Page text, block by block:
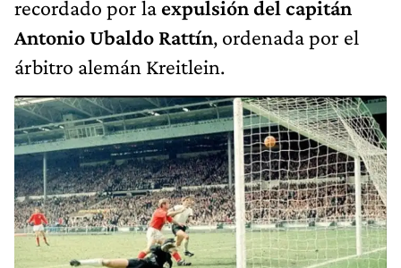
recordado por la expulsión del capitán
Antonio Ubaldo Rattín, ordenada por el
árbitro alemán Kreitlein.